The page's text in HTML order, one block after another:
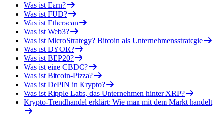
Was ist Earn?
Was ist FUD?
Was ist Etherscan
Was ist Web3?
Was ist MicroStrategy? Bitcoin als Unternehmensstrategie
Was ist DYOR?
Was ist BEP20?
Was ist eine CBDC?
Was ist Bitcoin-Pizza?
Was ist DePIN in Krypto?
Was ist Ripple Labs, das Unternehmen hinter XRP?
Krypto-Trendhandel erklärt: Wie man mit dem Markt handelt